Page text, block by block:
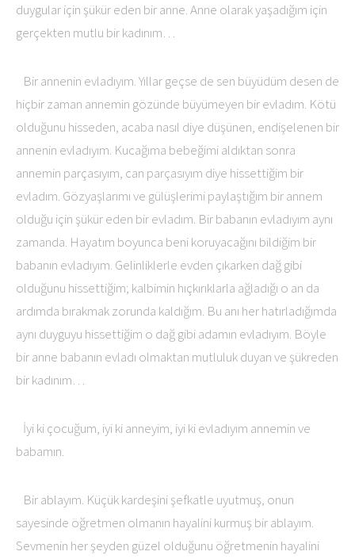
duygular için şükür eden bir anne. Anne olarak yaşadığım için
gerçekten mutlu bir kadınım…
Bir annenin evladıyım. Yıllar geçse de sen büyüdüm desen de
hiçbir zaman annemin gözünde büyümeyen bir evladım. Kötü
olduğunu hisseden, acaba nasıl diye düşünen, endişelenen bir
annenin evladıyım. Kucağıma bebeğimi aldıktan sonra
annemin parçasıyım, can parçasıyım diye hissettiğim bir
evladım. Gözyaşlarımı ve gülüşlerimi paylaştığım bir annem
olduğu için şükür eden bir evladım. Bir babanın evladıyım aynı
zamanda. Hayatım boyunca beni koruyacağını bildiğim bir
babanın evladıyım. Gelinliklerle evden çıkarken dağ gibi
olduğunu hissettiğim; kalbimin hıçkırıklarla ağladığı o an da
ardımda bırakmak zorunda kaldığım. Bu anı her hatırladığımda
aynı duyguyu hissettiğim o dağ gibi adamın evladıyım. Böyle
bir anne babanın evladı olmaktan mutluluk duyan ve şükreden
bir kadınım…
İyi ki çocuğum, iyi ki anneyim, iyi ki evladıyım annemin ve
babamın.
Bir ablayım. Küçük kardeşini şefkatle uyutmuş, onun
sayesinde öğretmen olmanın hayalini kurmuş bir ablayım.
Sevmenin her şeyden güzel olduğunu öğretmenin hayalini